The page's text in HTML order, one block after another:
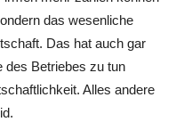
das wesenliche
Das hat auch gar
des Betriebes zu tun
Alles andere